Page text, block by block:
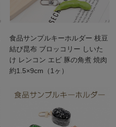
食品サンプルキーホルダー 枝豆
結び昆布 ブロッコリー しいた
け レンコン エビ 豚の角煮 焼肉
約1.5×9cm（1ヶ）